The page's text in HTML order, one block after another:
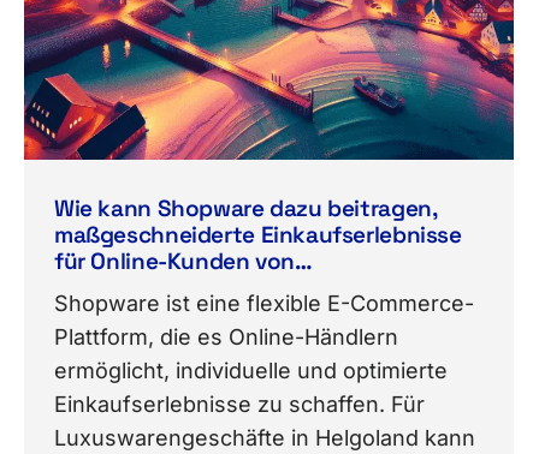
Wie kann Shopware dazu beitragen,
maßgeschneiderte Einkaufserlebnisse
für Online-Kunden von
Luxuswarengeschäften in Helgoland zu
schaffen?
Shopware ist eine flexible E-Commerce-
Plattform, die es Online-Händlern
ermöglicht, individuelle und optimierte
Einkaufserlebnisse zu schaffen. Für
Luxuswarengeschäfte in Helgoland kann